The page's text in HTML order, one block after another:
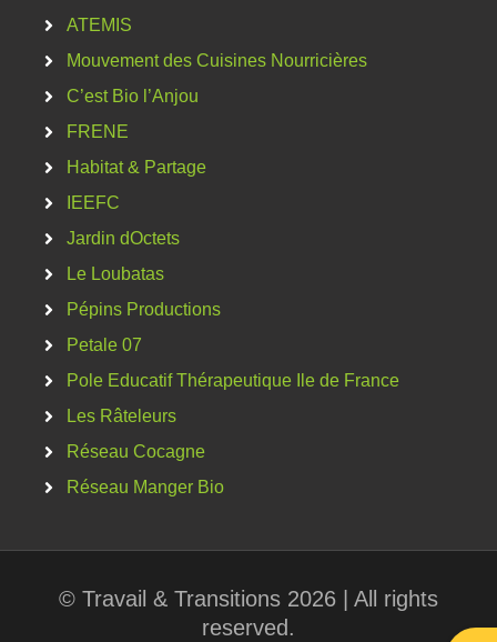
ATEMIS
Mouvement des Cuisines Nourricières
C’est Bio l’Anjou
FRENE
Habitat & Partage
IEEFC
Jardin dOctets
Le Loubatas
Pépins Productions
Petale 07
Pole Educatif Thérapeutique Ile de France
Les Râteleurs
Réseau Cocagne
Réseau Manger Bio
© Travail & Transitions 2026 | All rights
reserved.